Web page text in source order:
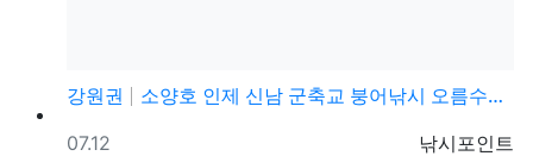
강원권
소양호 인제 신남 군축교 붕어낚시 오름수위 떡붕어 4짜…
등록자
낚시포인트
등록일
07.12